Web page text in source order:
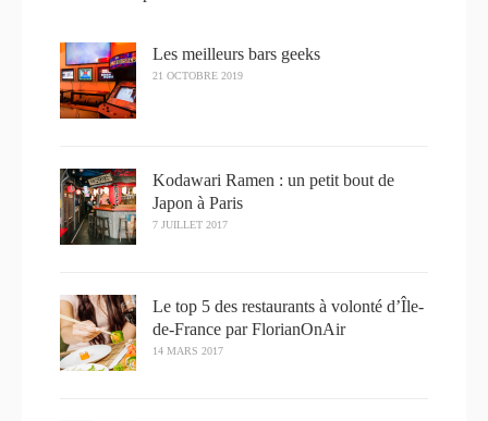
Les meilleurs bars geeks
21 OCTOBRE 2019
Kodawari Ramen : un petit bout de
Japon à Paris
7 JUILLET 2017
Le top 5 des restaurants à volonté d’Île-
de-France par FlorianOnAir
14 MARS 2017